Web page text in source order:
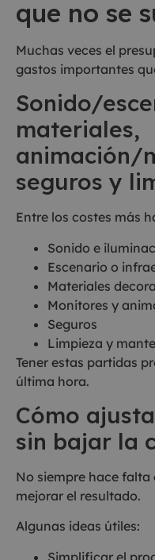
que no se
Muchas veces el
gastos importantes
Sonido/
materiales,
animación/
seguros y
Entre los costes más
Sonido e
Escenario o
Materiales
Monitores y
Seguros
Limpieza y
Tener estas partidas
última hora.
Cómo
sin bajar la
No siempre hace
mejorar el resultado.
Algunas ideas útiles:
Simplificar el